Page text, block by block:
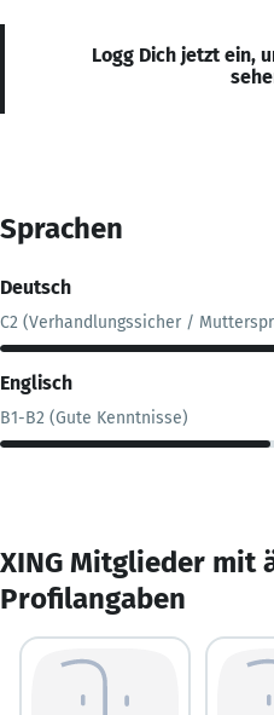
Logg Dich jetzt ein,
Sprachen
Deutsch
C2 (Verhandlungssicher /
Englisch
B1-B2 (Gute Kenntnisse)
XING Mitglieder mit
Profilangaben